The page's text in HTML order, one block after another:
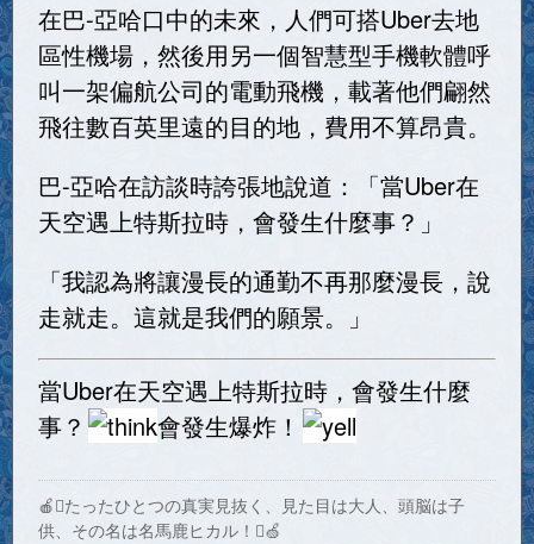
在巴-亞哈口中的未來，人們可搭Uber去地
區性機場，然後用另一個智慧型手機軟體呼
叫一架偏航公司的電動飛機，載著他們翩然
飛往數百英里遠的目的地，費用不算昂貴。
巴-亞哈在訪談時誇張地說道：「當Uber在
天空遇上特斯拉時，會發生什麼事？」
「我認為將讓漫長的通勤不再那麼漫長，說
走就走。這就是我們的願景。」
當Uber在天空遇上特斯拉時，會發生什麼
事？
會發生爆炸！
🍎たったひとつの真実見抜く、見た目は大人、頭脳は子
供、その名は名馬鹿ヒカル！🍏